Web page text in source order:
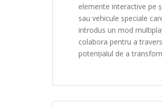
elemente interactive pe
sau vehicule speciale
introdus un mod
colabora pentru a
potențialul de a